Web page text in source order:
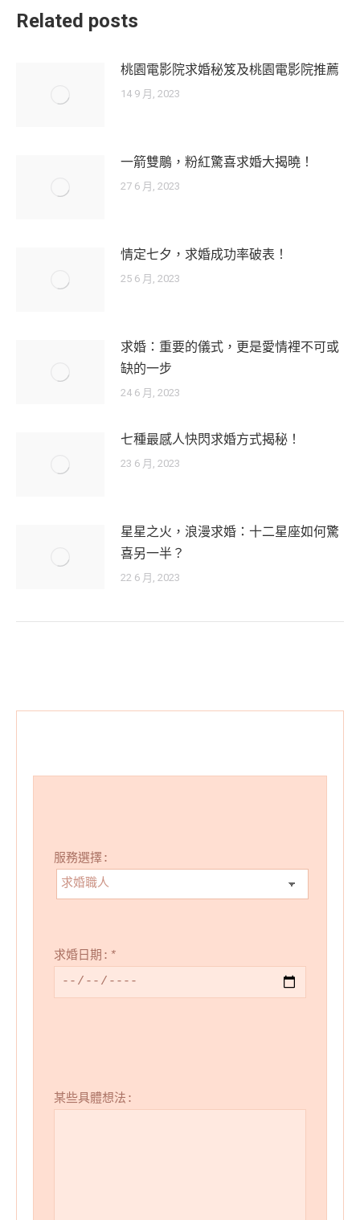
Related posts
桃園電影院求婚秘笈及桃園電影院推薦
14 9 月, 2023
一箭雙鵰，粉紅驚喜求婚大揭曉！
27 6 月, 2023
情定七夕，求婚成功率破表！
25 6 月, 2023
求婚：重要的儀式，更是愛情裡不可或
缺的一步
24 6 月, 2023
七種最感人快閃求婚方式揭秘！
23 6 月, 2023
星星之火，浪漫求婚：十二星座如何驚
喜另一半？
22 6 月, 2023
服務選擇:
求婚日期: *
某些具體想法: